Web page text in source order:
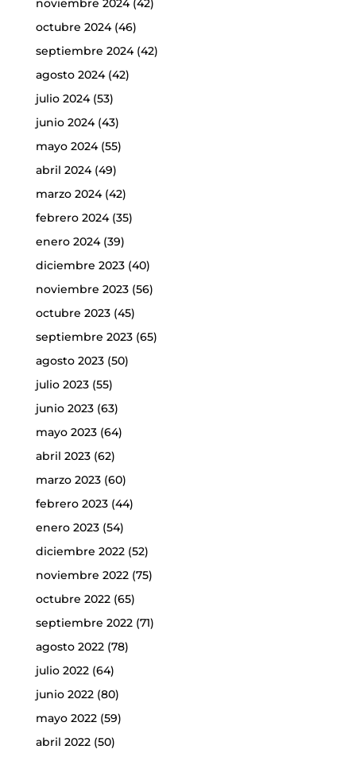
noviembre 2024(42)
octubre 2024(46)
septiembre 2024(42)
agosto 2024(42)
julio 2024(53)
junio 2024(43)
mayo 2024(55)
abril 2024(49)
marzo 2024(42)
febrero 2024(35)
enero 2024(39)
diciembre 2023(40)
noviembre 2023(56)
octubre 2023(45)
septiembre 2023(65)
agosto 2023(50)
julio 2023(55)
junio 2023(63)
mayo 2023(64)
abril 2023(62)
marzo 2023(60)
febrero 2023(44)
enero 2023(54)
diciembre 2022(52)
noviembre 2022(75)
octubre 2022(65)
septiembre 2022(71)
agosto 2022(78)
julio 2022(64)
junio 2022(80)
mayo 2022(59)
abril 2022(50)